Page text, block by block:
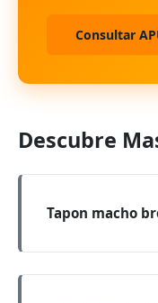
Consultar
Descubre
Tapon macho